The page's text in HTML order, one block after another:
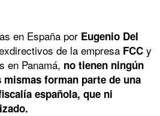
en España por Eugenio Del
de la empresa FCC y
en Panamá, no tienen ningún
forman parte de una
española, que ni